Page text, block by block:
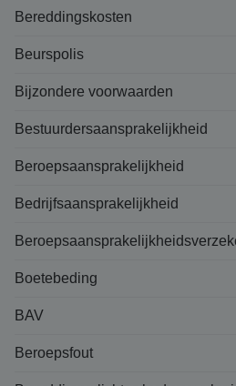
Bereddingskosten
Beurspolis
Bijzondere voorwaarden
Bestuurdersaansprakelijkheid
Beroepsaansprakelijkheid
Bedrijfsaansprakelijkheid
Boetebeding
BAV
Beroepsfout